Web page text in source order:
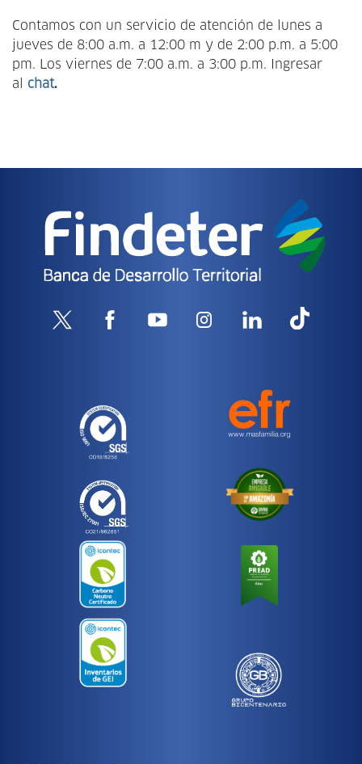
Contamos con un servicio de atención de lunes a
jueves de 8:00 a.m. a 12:00 m y de 2:00 p.m. a 5:00
pm. Los viernes de 7:00 a.m. a 3:00 p.m. Ingresar
al chat.